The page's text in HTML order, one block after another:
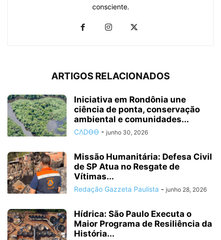
consciente.
ARTIGOS RELACIONADOS
Iniciativa em Rondônia une
ciência de ponta, conservação
ambiental e comunidades...
CΛDӨӨ - junho 30, 2026
Missão Humanitária: Defesa Civil
de SP Atua no Resgate de
Vítimas...
Redação Gazzeta Paulista - junho 28, 2026
Hídrica: São Paulo Executa o
Maior Programa de Resiliência da
História...